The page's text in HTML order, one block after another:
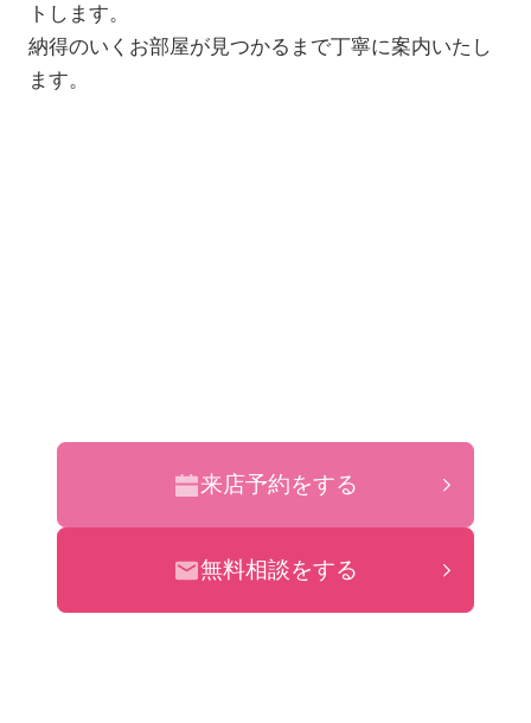
トします。
納得のいくお部屋が見つかるまで丁寧に案内いたし
ます。
来店予約をする
無料相談をする